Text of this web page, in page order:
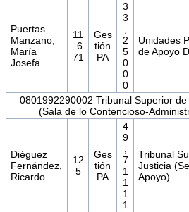
Puertas
Manzano,
María
Josefa
11
.6
71
Ges
tión
PA
3
3
,
2
5
0
0
0
Unidades
de Apoyo
0801992290002 Tribunal Superior
(Sala de lo Contencioso-
Diéguez
Fernández,
Ricardo
12
5
Ges
tión
PA
4
9
,
7
1
1
1
1
Tribunal
Justicia
Apoyo)